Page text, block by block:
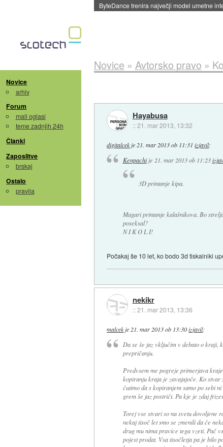
ByteDance trenira največji model umetne
Novice
arhiv
Forum
mali oglasi
teme zadnjih 24h
Članki
Zaposlitve
brskaj
Ostalo
pravila
Novice » Avtorsko pravo »
Hayabusa
::21. mar 2013, 13:32
digitalcekje 21. mar 2013 ob 11:31 izjavil:
Kenpachije 21. mar 2013 ob 11:23
3D printanje kipa.
Magari printanje kalašnikova. Bo
poseksal?
N I K O L I!
Počakaj še 10 let, ko bodo 3d tiskalniki
nekikr
::21. mar 2013, 13:36
malcekje 21. mar 2013 ob 13:30 izjavil:
Da se še jaz vključim v debato o kraji,
prepričanju.
Predvsem me pogreje primerjava
kopiranju kraja je zavajajoče. Ko
čutimo da s kopiranjem samo po sebi
grem še jaz postričt. Pa kje je zdaj
Torej vse stvari so na svetu dovoljene
nekaj tisoč let smo se zmenili da če
drug mu nima pravice tega vzeti. Pač
pojest prodat. Vsa tisočletja pa je bilo